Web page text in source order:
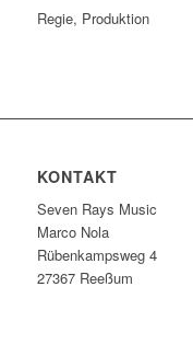
Regie, Produktion
KONTAKT
Seven Rays Music
Marco Nola
Rübenkampsweg 4
27367 Reeßum